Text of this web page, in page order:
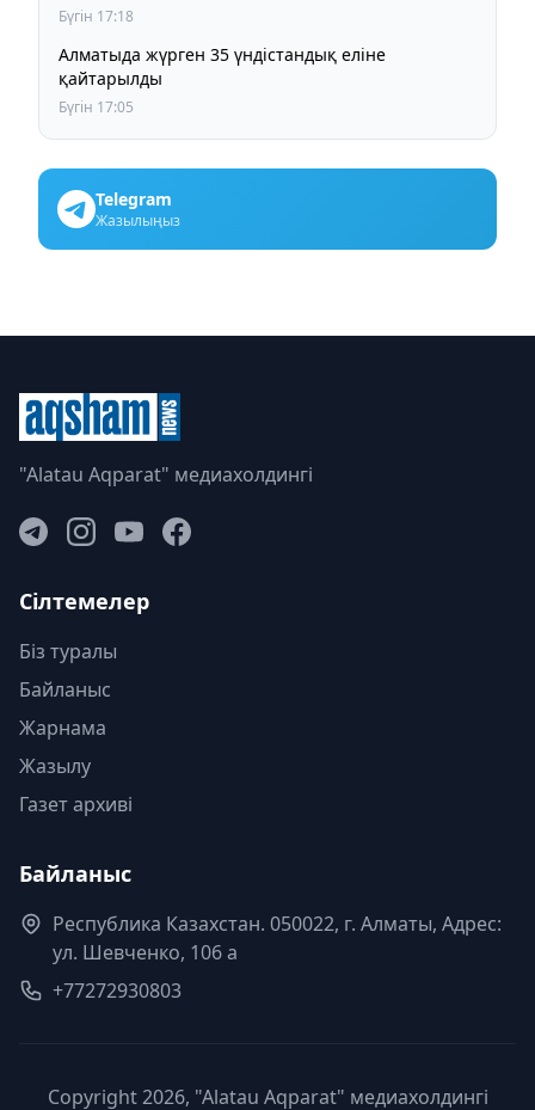
Бүгін 17:18
Алматыда жүрген 35 үндістандық еліне
қайтарылды
Бүгін 17:05
Telegram
Жазылыңыз
"Alatau Aqparat" медиахолдингі
Сілтемелер
Біз туралы
Байланыс
Жарнама
Жазылу
Газет архиві
Байланыс
Республика Казахстан. 050022, г. Алматы, Адрес:
ул. Шевченко, 106 а
+77272930803
Copyright 2026, "Alatau Aqparat" медиахолдингі